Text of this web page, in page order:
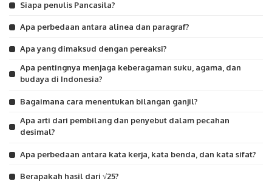
Siapa penulis Pancasila?
Apa perbedaan antara alinea dan paragraf?
Apa yang dimaksud dengan pereaksi?
Apa pentingnya menjaga keberagaman suku, agama, dan
budaya di Indonesia?
Bagaimana cara menentukan bilangan ganjil?
Apa arti dari pembilang dan penyebut dalam pecahan
desimal?
Apa perbedaan antara kata kerja, kata benda, dan kata sifat?
Berapakah hasil dari √25?